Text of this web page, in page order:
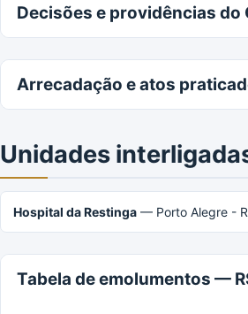
Decisões e providências do
Arrecadação e atos
Unidades
Hospital da Restinga — Porto Alegre -
Tabela de emolumentos —